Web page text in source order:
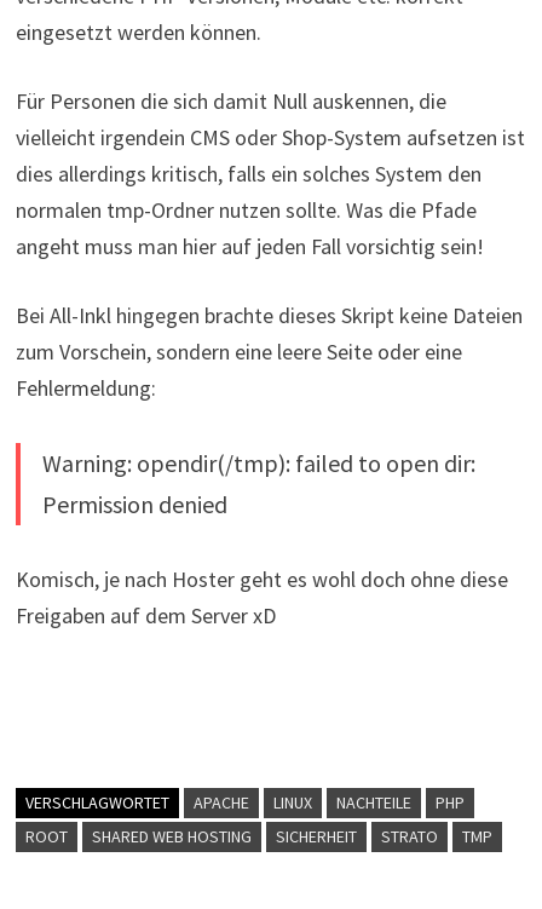
eingesetzt werden können.
Für Personen die sich damit Null auskennen, die
vielleicht irgendein CMS oder Shop-System aufsetzen ist
dies allerdings kritisch, falls ein solches System den
normalen tmp-Ordner nutzen sollte. Was die Pfade
angeht muss man hier auf jeden Fall vorsichtig sein!
Bei All-Inkl hingegen brachte dieses Skript keine Dateien
zum Vorschein, sondern eine leere Seite oder eine
Fehlermeldung:
Warning: opendir(/tmp): failed to open dir:
Permission denied
Komisch, je nach Hoster geht es wohl doch ohne diese
Freigaben auf dem Server xD
VERSCHLAGWORTET APACHE LINUX NACHTEILE
PHP
ROOT
SHARED WEB HOSTING SICHERHEIT STRATO TMP